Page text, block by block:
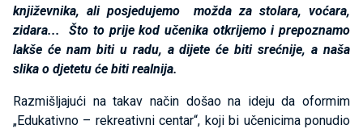
književnika, ali posjedujemo možda za stolara, voćara,
zidara... Što to prije kod učenika otkrijemo i prepoznamo
lakše će nam biti u radu, a dijete će biti srećnije, a naša
slika o djetetu će biti realnija.
Razmišljajući na takav način došao na ideju da oformim
„Edukativno – rekreativni centar“, koji bi učenicima ponudio